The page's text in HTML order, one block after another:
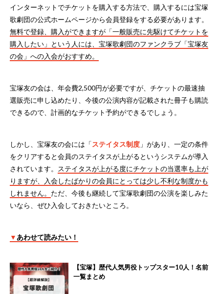
インターネットでチケットを購入する方法で、購入するには宝塚
歌劇団の公式ホームページから会員登録をする必要があります。
無料で登録、購入ができますが「一般販売に先駆けてチケットを
購入したい」という人には、宝塚歌劇団のファンクラブ「宝塚友
の会」への入会がおすすめ。
宝塚友の会は、年会費2,500円が必要ですが、チケットの最速抽
選販売に申し込めたり、今後の公演内容が記載された冊子も購読
できるので、計画的なチケット予約ができるでしょう。
しかし、宝塚友の会には「ステイタス制度 」があり、一定の条件
をクリアすると会員のステイタスが上がるというシステムが導入
されています。
ステイタスが上がる度にチケットの当選率も上が
りますが、入会したばかりの会員にとっては少し不利な制度かも
しれません。 ただ、今後も継続して宝塚歌劇団の公演を楽しみた
いなら、ぜひ入会しておきたいところ。
▼ あわせて読みたい！
【宝塚】歴代人気男役トップスター10人！名前
一覧まとめ